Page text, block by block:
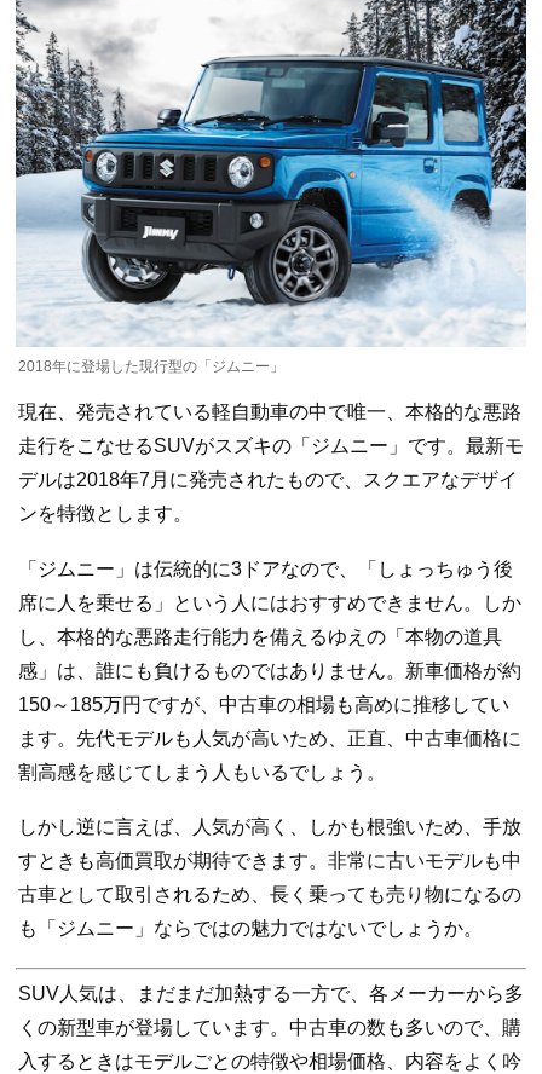
2018年に登場した現行型の「ジムニー」
現在、発売されている軽自動車の中で唯一、本格的な悪路
走行をこなせるSUVがスズキの「ジムニー」です。最新モ
デルは2018年7月に発売されたもので、スクエアなデザイ
ンを特徴とします。
「ジムニー」は伝統的に3ドアなので、「しょっちゅう後
席に人を乗せる」という人にはおすすめできません。しか
し、本格的な悪路走行能力を備えるゆえの「本物の道具
感」は、誰にも負けるものではありません。新車価格が約
150～185万円ですが、中古車の相場も高めに推移してい
ます。先代モデルも人気が高いため、正直、中古車価格に
割高感を感じてしまう人もいるでしょう。
しかし逆に言えば、人気が高く、しかも根強いため、手放
すときも高価買取が期待できます。非常に古いモデルも中
古車として取引されるため、長く乗っても売り物になるの
も「ジムニー」ならではの魅力ではないでしょうか。
SUV人気は、まだまだ加熱する一方で、各メーカーから多
くの新型車が登場しています。中古車の数も多いので、購
入するときはモデルごとの特徴や相場価格、内容をよく吟